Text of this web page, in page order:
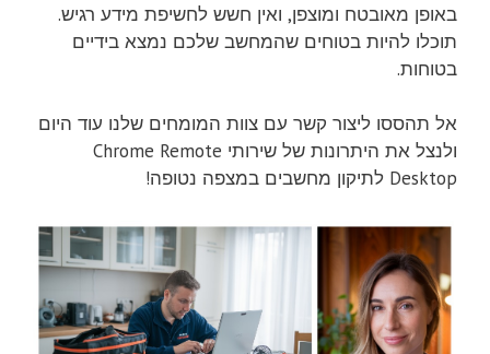
באופן מאובטח ומוצפן, ואין חשש לחשיפת מידע רגיש.
תוכלו להיות בטוחים שהמחשב שלכם נמצא בידיים
בטוחות.
אל תהססו ליצור קשר עם צוות המומחים שלנו עוד היום
ולנצל את היתרונות של שירותי Chrome Remote
Desktop לתיקון מחשבים במצפה נטופה!